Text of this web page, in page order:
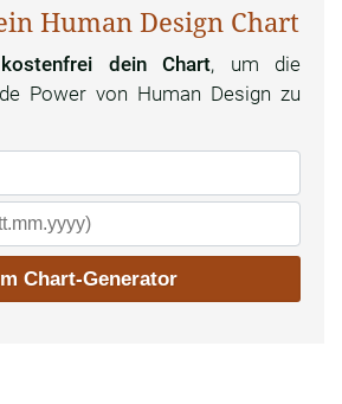
Human Design Chart
kostenfrei dein Chart, um die
Power von Human Design zu